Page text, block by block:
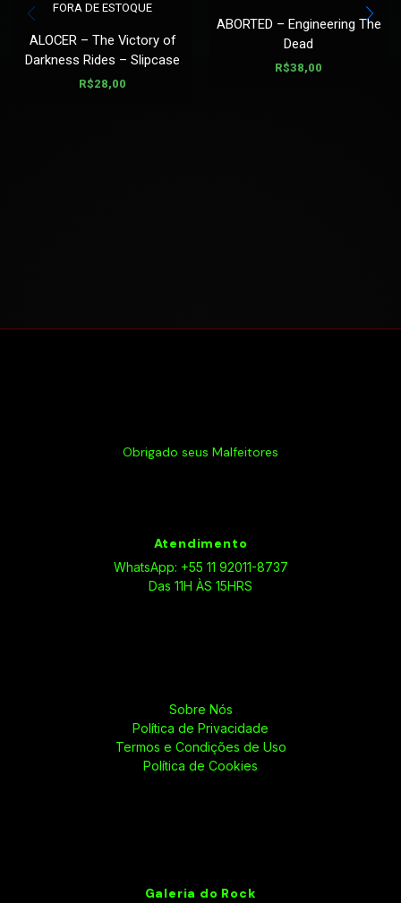
FORA DE ESTOQUE
ALOCER – The Victory of
Darkness Rides – Slipcase
R$28,00
ABORTED – Engineering The
Dead
R$38,00
Obrigado seus Malfeitores
Atendimento
WhatsApp: +55 11 92011-8737
Das 11H ÀS 15HRS
Sobre Nós
Política de Privacidade
Termos e Condições de Uso
Política de Cookies
Galeria do Rock